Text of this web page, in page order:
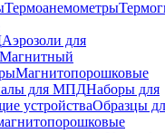
Термоанемометры
Аэрозоли для
Магнитный
Магнитопорошковые
для МПДНаборы для
устройстваОбразцы